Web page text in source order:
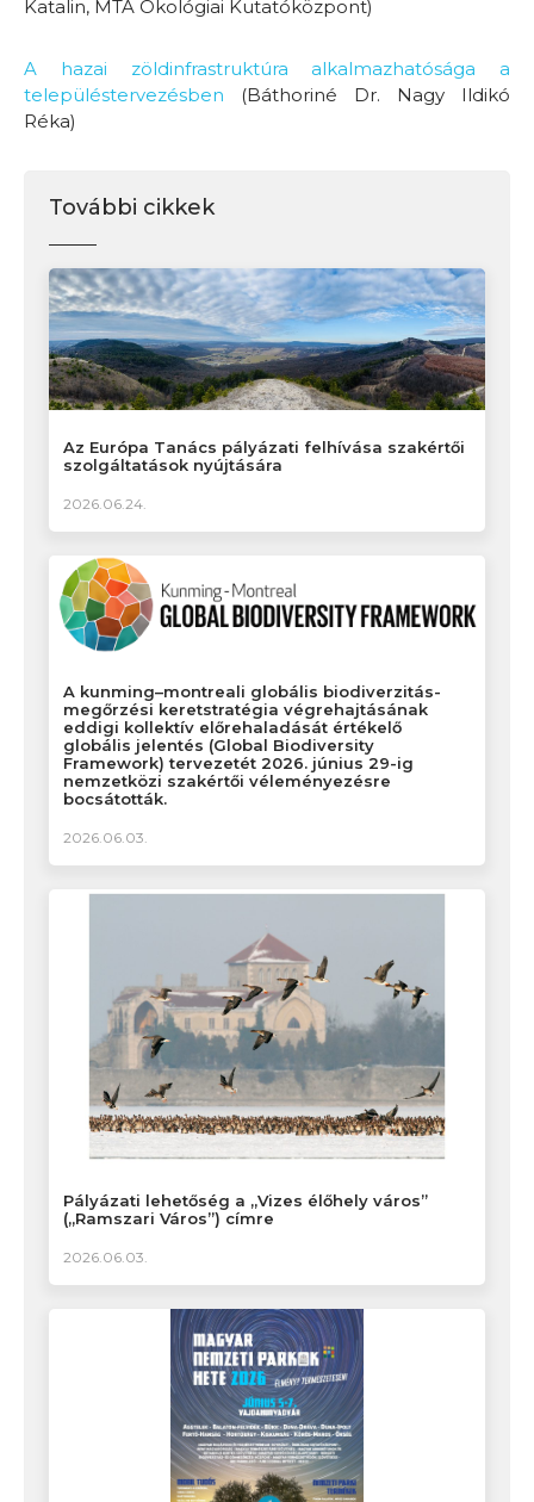
Katalin, MTA Ökológiai Kutatóközpont)
A hazai zöldinfrastruktúra alkalmazhatósága a
településtervezésben (Báthoriné Dr. Nagy Ildikó
Réka)
További cikkek
Az Európa Tanács pályázati felhívása szakértői
szolgáltatások nyújtására
2026.06.24.
A kunming–montreali globális biodiverzitás-
megőrzési keretstratégia végrehajtásának
eddigi kollektív előrehaladását értékelő
globális jelentés (Global Biodiversity
Framework) tervezetét 2026. június 29-ig
nemzetközi szakértői véleményezésre
bocsátották.
2026.06.03.
Pályázati lehetőség a „Vizes élőhely város”
(„Ramszari Város”) címre
2026.06.03.